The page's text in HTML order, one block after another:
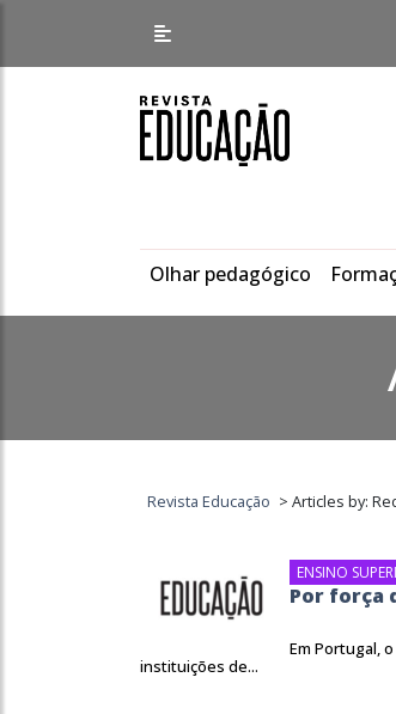
Olhar pedagógico
Revista Educação > Articles by:
ENSINO
Por força
Em Portugal,
instituições de...